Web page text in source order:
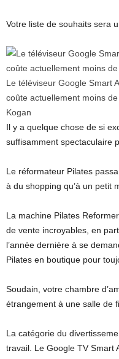
Votre liste de souhaits sera
Le téléviseur Google Smart
coûte actuellement moins
Kogan
Il y a quelque chose de si
suffisamment spectaculaire
Le réformateur Pilates
à du shopping qu’à un petit
La machine Pilates
de vente incroyables, en
l’année dernière à se
Pilates en boutique pour
Soudain, votre chambre
étrangement à une salle de
La catégorie du
travail. Le Google TV Smart